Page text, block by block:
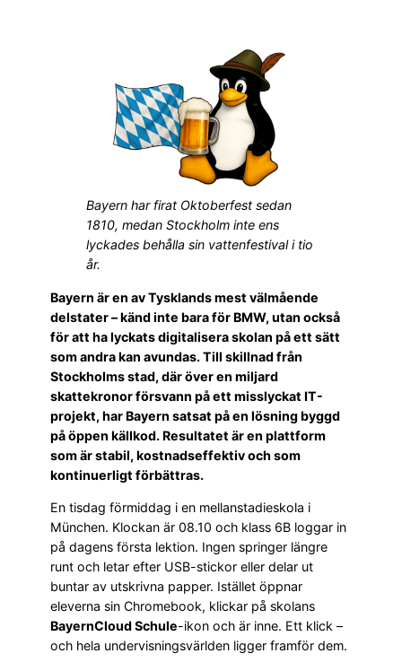
Bayern har firat Oktoberfest sedan
1810, medan Stockholm inte ens
lyckades behålla sin vattenfestival i tio
år.
Bayern är en av Tysklands mest välmående
delstater – känd inte bara för BMW, utan också
för att ha lyckats digitalisera skolan på ett sätt
som andra kan avundas. Till skillnad från
Stockholms stad, där över en miljard
skattekronor försvann på ett misslyckat IT-
projekt, har Bayern satsat på en lösning byggd
på öppen källkod. Resultatet är en plattform
som är stabil, kostnadseffektiv och som
kontinuerligt förbättras.
En tisdag förmiddag i en mellanstadieskola i
München. Klockan är 08.10 och klass 6B loggar in
på dagens första lektion. Ingen springer längre
runt och letar efter USB-stickor eller delar ut
buntar av utskrivna papper. Istället öppnar
eleverna sin Chromebook, klickar på skolans
BayernCloud Schule-ikon och är inne. Ett klick –
och hela undervisningsvärlden ligger framför dem.